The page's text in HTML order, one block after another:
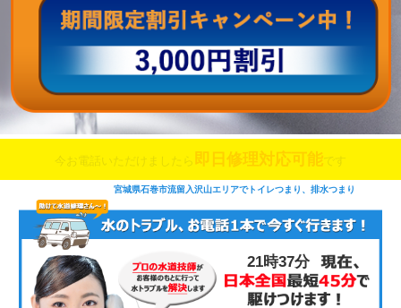
今お電話いただけましたら 即日修理対応可能 です
宮城県石巻市流留入沢山エリアでトイレつまり、排水つまり
21時37分